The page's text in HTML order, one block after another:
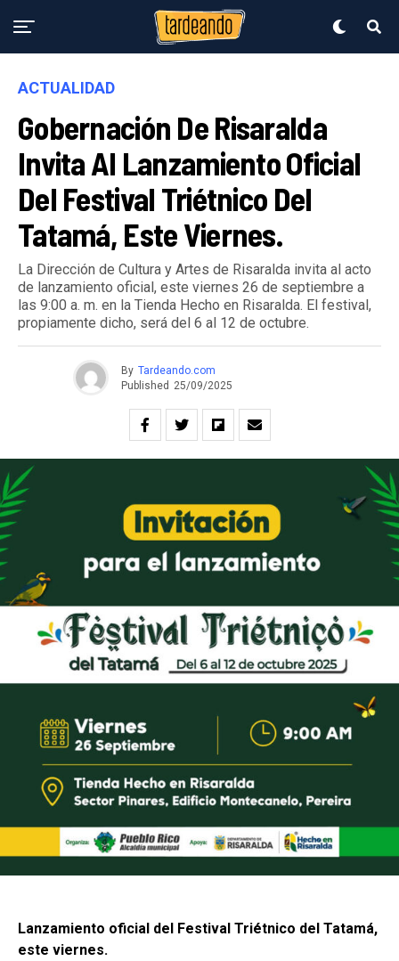
ACTUALIDAD
Gobernación De Risaralda
Invita Al Lanzamiento Oficial
Del Festival Triétnico Del
Tatamá, Este Viernes.
La Dirección de Cultura y Artes de Risaralda invita al acto
de lanzamiento oficial, este viernes 26 de septiembre a
las 9:00 a. m. en la Tienda Hecho en Risaralda. El festival,
propiamente dicho, será del 6 al 12 de octubre.
By Tardeando.com
Published 25/09/2025
Lanzamiento oficial del Festival Triétnico del Tatamá,
este viernes.